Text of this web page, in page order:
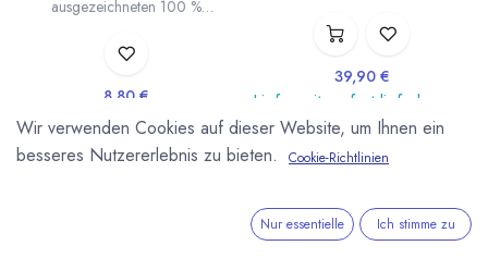
ausgezeichneten 100 %
Schokoladen der Welt. Golden
Chocolate und Gold (European)
Awards.
Dunkle Bean to Bar Kakaomasse-
Schokolade von Chocolat
Madagascar mit 100 %
Kakaoanteil. Hergestellt in
Madagaskar ausschließlich aus
8,80€
Lieferzeit: nicht auf Lager
(103,53€/1 kg)
(10x100g). Ausgezeichnet mit
Herkunft von Kakaobohnen und
Zucker, sowie die Verarbeitung zu
100 % in Madagaskar.
39,90€
Lieferzeit: sofort lieferbar
(39,90€/1 kg )
Wir verwenden Cookies auf dieser Website, um Ihnen ein
besseres Nutzererlebnis zu bieten.
Cookie-Richtlinien
Nur essentielle Ich stimme zu